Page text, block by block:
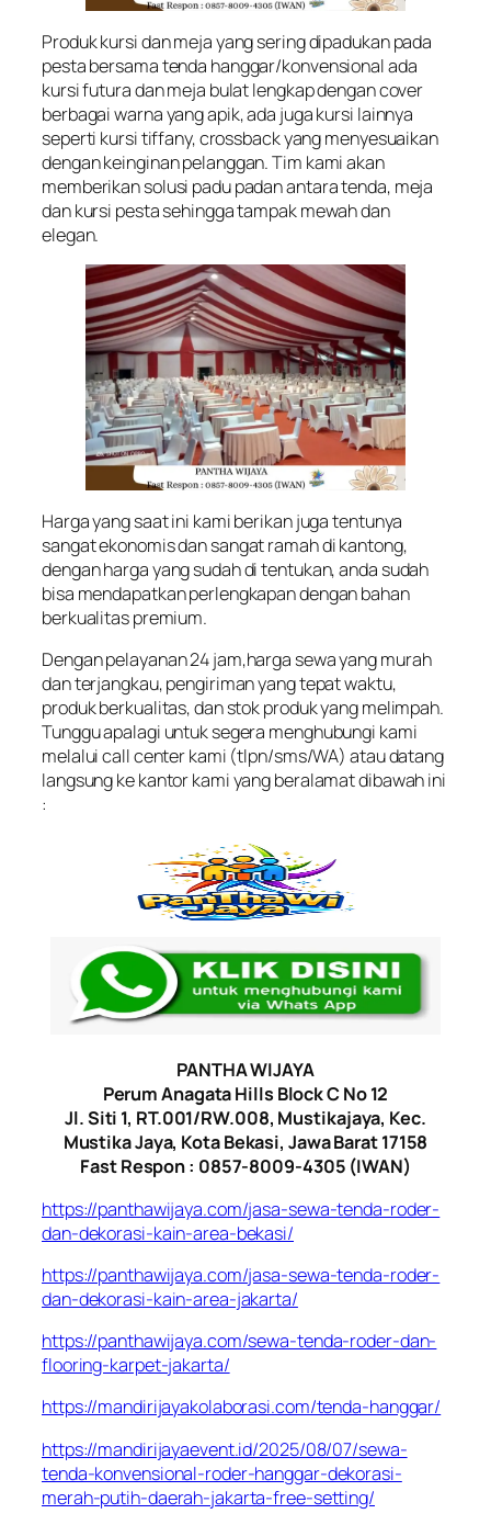
Produk kursi dan meja yang sering dipadukan pada
pesta bersama tenda hanggar/konvensional ada
kursi futura dan meja bulat lengkap dengan cover
berbagai warna yang apik, ada juga kursi lainnya
seperti kursi tiffany, crossback yang menyesuaikan
dengan keinginan pelanggan. Tim kami akan
memberikan solusi padu padan antara tenda, meja
dan kursi pesta sehingga tampak mewah dan
elegan.
Harga yang saat ini kami berikan juga tentunya
sangat ekonomis dan sangat ramah di kantong,
dengan harga yang sudah di tentukan, anda sudah
bisa mendapatkan perlengkapan dengan bahan
berkualitas premium.
Dengan pelayanan 24 jam,harga sewa yang murah
dan terjangkau, pengiriman yang tepat waktu,
produk berkualitas, dan stok produk yang melimpah.
Tunggu apalagi untuk segera menghubungi kami
melalui call center kami (tlpn/sms/WA) atau datang
langsung ke kantor kami yang beralamat dibawah ini
:
PANTHA WIJAYA
Perum Anagata Hills Block C No 12
Jl. Siti 1, RT.001/RW.008, Mustikajaya, Kec.
Mustika Jaya, Kota Bekasi, Jawa Barat 17158
Fast Respon : 0857-8009-4305 (IWAN)
https://panthawijaya.com/jasa-sewa-tenda-roder-
dan-dekorasi-kain-area-bekasi/
https://panthawijaya.com/jasa-sewa-tenda-roder-
dan-dekorasi-kain-area-jakarta/
https://panthawijaya.com/sewa-tenda-roder-dan-
flooring-karpet-jakarta/
https://mandirijayakolaborasi.com/tenda-hanggar/
https://mandirijayaevent.id/2025/08/07/sewa-
tenda-konvensional-roder-hanggar-dekorasi-
merah-putih-daerah-jakarta-free-setting/